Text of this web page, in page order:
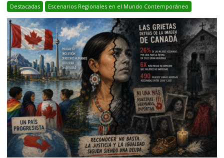
Destacadas Escenarios Regionales en el Mundo Contemporáneo